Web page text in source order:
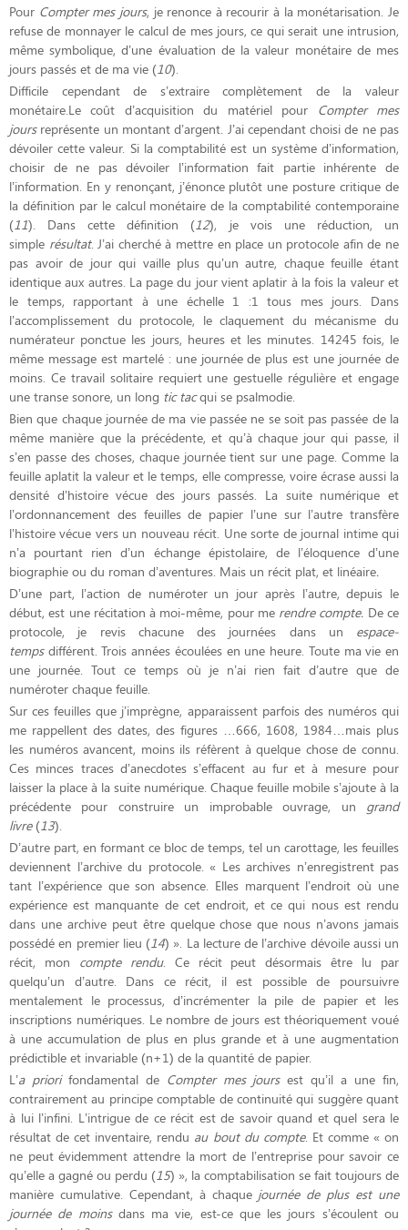
Pour Compter mes jours, je renonce à recourir à la monétarisation. Je
refuse de monnayer le calcul de mes jours, ce qui serait une intrusion,
même symbolique, d’une évaluation de la valeur monétaire de mes
jours passés et de ma vie (10).
Difficile cependant de s’extraire complètement de la valeur
monétaire.Le coût d’acquisition du matériel pour Compter mes
joursreprésente un montant d’argent. J’ai cependant choisi de ne pas
dévoiler cette valeur. Si la comptabilité est un système d’information,
choisir de ne pas dévoiler l’information fait partie inhérente de
l’information. En y renonçant, j’énonce plutôt une posture critique de
la définition par le calcul monétaire de la comptabilité contemporaine
(11). Dans cette définition (12), je vois une réduction, un
simple résultat. J’ai cherché à mettre en place un protocole afin de ne
pas avoir de jour qui vaille plus qu’un autre, chaque feuille étant
identique aux autres. La page du jour vient aplatir à la fois la valeur et
le temps, rapportant à une échelle 1 :1 tous mes jours. Dans
l’accomplissement du protocole, le claquement du mécanisme du
numérateur ponctue les jours, heures et les minutes. 14245 fois, le
même message est martelé : une journée de plus est une journée de
moins. Ce travail solitaire requiert une gestuelle régulière et engage
une transe sonore, un long tic tacqui se psalmodie.
Bien que chaque journée de ma vie passée ne se soit pas passée de la
même manière que la précédente, et qu’à chaque jour qui passe, il
s’en passe des choses, chaque journée tient sur une page. Comme la
feuille aplatit la valeur et le temps, elle compresse, voire écrase aussi la
densité d’histoire vécue des jours passés. La suite numérique et
l’ordonnancement des feuilles de papier l’une sur l’autre transfère
l’histoire vécue vers un nouveau récit. Une sorte de journal intime qui
n’a pourtant rien d’un échange épistolaire, de l’éloquence d’une
biographie ou du roman d’aventures. Mais un récit plat, et linéaire.
D’une part, l’action de numéroter un jour après l’autre, depuis le
début, est une récitation à moi-même, pour me rendre compte. De ce
protocole, je revis chacune des journées dans un espace-
tempsdifférent. Trois années écoulées en une heure. Toute ma vie en
une journée. Tout ce temps où je n’ai rien fait d’autre que de
numéroter chaque feuille.
Sur ces feuilles que j’imprègne, apparaissent parfois des numéros qui
me rappellent des dates, des figures …666, 1608, 1984…mais plus
les numéros avancent, moins ils réfèrent à quelque chose de connu.
Ces minces traces d’anecdotes s’effacent au fur et à mesure pour
laisser la place à la suite numérique. Chaque feuille mobile s’ajoute à la
précédente pour construire un improbable ouvrage, un grand
livre (13).
D’autre part, en formant ce bloc de temps, tel un carottage, les feuilles
deviennent l’archive du protocole. « Les archives n’enregistrent pas
tant l’expérience que son absence. Elles marquent l’endroit où une
expérience est manquante de cet endroit, et ce qui nous est rendu
dans une archive peut être quelque chose que nous n’avons jamais
possédé en premier lieu (14) ». La lecture de l’archive dévoile aussi un
récit, mon compte rendu. Ce récit peut désormais être lu par
quelqu’un d’autre. Dans ce récit, il est possible de poursuivre
mentalement le processus, d’incrémenter la pile de papier et les
inscriptions numériques. Le nombre de jours est théoriquement voué
à une accumulation de plus en plus grande et à une augmentation
prédictible et invariable (n+1) de la quantité de papier.
L’a priorifondamental de Compter mes joursest qu’il a une fin,
contrairement au principe comptable de continuité qui suggère quant
à lui l’infini. L’intrigue de ce récit est de savoir quand et quel sera le
résultat de cet inventaire, rendu au bout du compte. Et comme « on
ne peut évidemment attendre la mort de l’entreprise pour savoir ce
qu’elle a gagné ou perdu (15) », la comptabilisation se fait toujours de
manière cumulative. Cependant, à chaquejournée de plus est une
journée de moinsdans ma vie, est-ce que les jours s’écoulent ou